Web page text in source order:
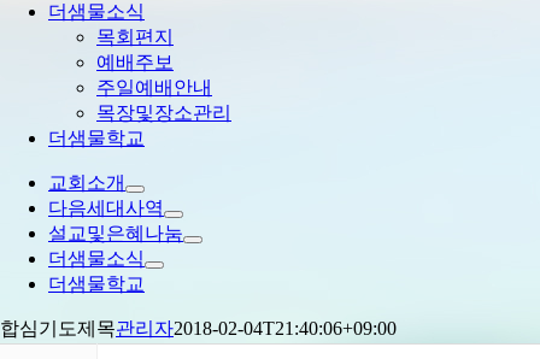
더샘물소식
목회편지
예배주보
주일예배안내
목장및장소관리
더샘물학교
교회소개
다음세대사역
설교및은혜나눔
더샘물소식
더샘물학교
합심기도제목관리자2018-02-04T21:40:06+09:00